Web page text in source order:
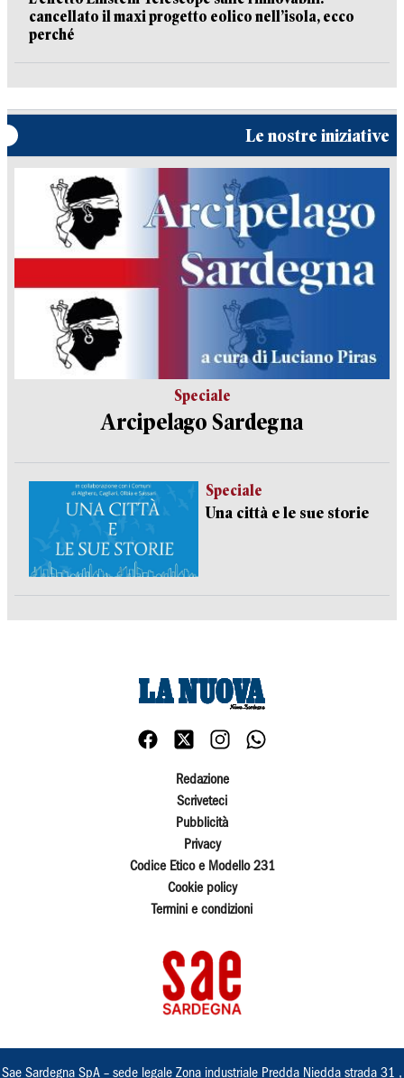
cancellato il maxi progetto eolico nell’isola, ecco
perché
Le nostre iniziative
Speciale
Arcipelago Sardegna
Speciale
Una città e le sue storie
Redazione
Scriveteci
Pubblicità
Privacy
Codice Etico e Modello 231
Cookie policy
Termini e condizioni
Sae Sardegna SpA – sede legale Zona industriale Predda Niedda strada 31 ,